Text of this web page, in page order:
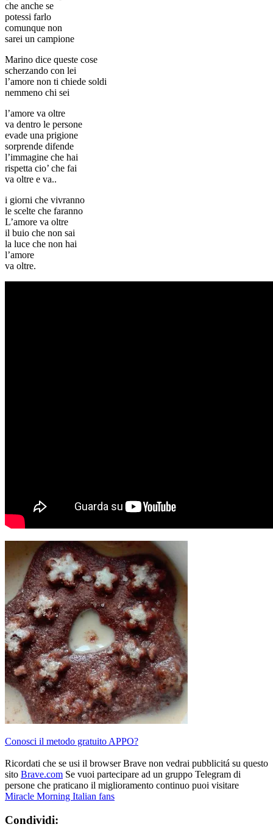
che anche se
potessi farlo
comunque non
sarei un campione
Marino dice queste cose
scherzando con lei
l’amore non ti chiede soldi
nemmeno chi sei
l’amore va oltre
va dentro le persone
evade una prigione
sorprende difende
l’immagine che hai
rispetta cio’ che fai
va oltre e va..
i giorni che vivranno
le scelte che faranno
L’amore va oltre
il buio che non sai
la luce che non hai
l’amore
va oltre.
Conosci il metodo gratuito APPO?
Ricordati che se usi il browser Brave non vedrai pubblicitá su questo
sito Brave.com Se vuoi partecipare ad un gruppo Telegram di
persone che praticano il miglioramento continuo puoi visitare
Miracle Morning Italian fans
Condividi: